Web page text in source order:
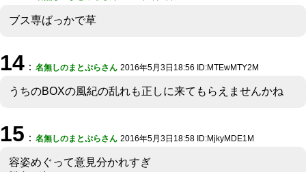
ブス専ばっかで草
14 ： 名無しのまとぷらさん 2016年5月3日18:56 ID:MTEwMTY2M
うちのBOXの風紀の乱れも正しに来てもらえませんかね
15 ： 名無しのまとぷらさん 2016年5月3日18:58 ID:MjkyMDE1M
容姿めぐって意見分かれすぎ